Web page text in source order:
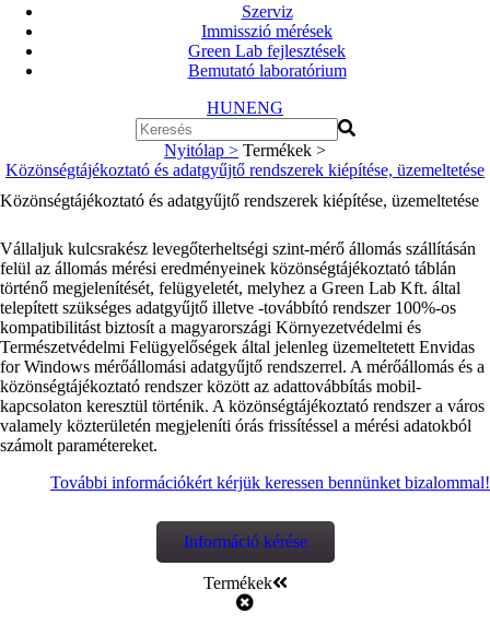
Szerviz
Immisszió mérések
Green Lab fejlesztések
Bemutató laboratórium
HUNENG
Nyitólap > Termékek >
Közönségtájékoztató és adatgyűjtő rendszerek kiépítése, üzemeltetése
Közönségtájékoztató és adatgyűjtő rendszerek kiépítése, üzemeltetése
Vállaljuk kulcsrakész levegőterheltségi szint-mérő állomás szállításán
felül az állomás mérési eredményeinek közönségtájékoztató táblán
történő megjelenítését, felügyeletét, melyhez a Green Lab Kft. által
telepített szükséges adatgyűjtő illetve -továbbító rendszer 100%-os
kompatibilitást biztosít a magyarországi Környezetvédelmi és
Természetvédelmi Felügyelőségek által jelenleg üzemeltetett Envidas
for Windows mérőállomási adatgyűjtő rendszerrel. A mérőállomás és a
közönségtájékoztató rendszer között az adattovábbítás mobil-
kapcsolaton keresztül történik. A közönségtájékoztató rendszer a város
valamely közterületén megjeleníti órás frissítéssel a mérési adatokból
számolt paramétereket.
További információkért kérjük keressen bennünket bizalommal!
Információ kérése
Termékek